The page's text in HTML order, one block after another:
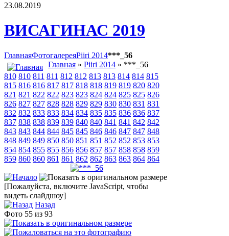
23.08.2019
ВИСАГИНАС 2019
ГлавнаяФотогалереяPiiri 2014***_56
Главная » Piiri 2014 » ***_56
810 810 811 811 812 812 813 813 814 814 815
815 816 816 817 817 818 818 819 819 820 820
821 821 822 822 823 823 824 824 825 825 826
826 827 827 828 828 829 829 830 830 831 831
832 832 833 833 834 834 835 835 836 836 837
837 838 838 839 839 840 840 841 841 842 842
843 843 844 844 845 845 846 846 847 847 848
848 849 849 850 850 851 851 852 852 853 853
854 854 855 855 856 856 857 857 858 858 859
859 860 860 861 861 862 862 863 863 864 864
[Пожалуйста, включите JavaScript, чтобы
видеть слайдшоу]
Назад
Фото 55 из 93